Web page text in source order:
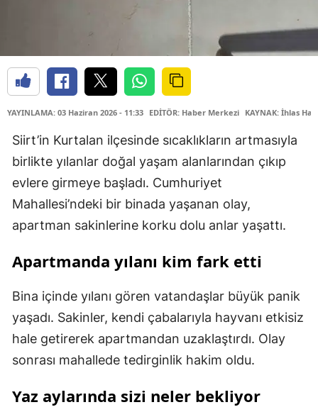
YAYINLAMA: 03 Haziran 2026 - 11:33 EDİTÖR: Haber Merkezi KAYNAK: İhlas
Siirt’in Kurtalan ilçesinde sıcaklıkların artmasıyla
birlikte yılanlar doğal yaşam alanlarından çıkıp
evlere girmeye başladı. Cumhuriyet
Mahallesi’ndeki bir binada yaşanan olay,
apartman sakinlerine korku dolu anlar yaşattı.
Apartmanda yılanı kim fark etti
Bina içinde yılanı gören vatandaşlar büyük panik
yaşadı. Sakinler, kendi çabalarıyla hayvanı etkisiz
hale getirerek apartmandan uzaklaştırdı. Olay
sonrası mahallede tedirginlik hakim oldu.
Yaz aylarında sizi neler bekliyor